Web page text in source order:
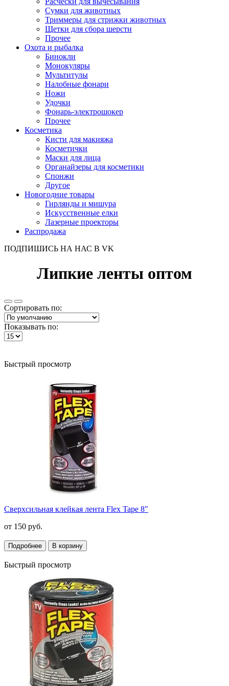
Сумки для животных
Триммеры для стрижки животных
Щетки для сбора шерсти
Прочее
Охота и рыбалка
Бинокли
Монокуляры
Мультитулы
Налобные фонари
Ножи
Удочки
Фонарь-электрошокер
Прочее
Косметика
Кисти для макияжа
Косметички
Маски для лица
Органайзеры для косметики
Спонжи
Другое
Новогодние товары
Гирлянды и мишура
Искусственные елки
Лазерные проекторы
Распродажа
ПОДПИШИСЬ НА НАС В VK
Липкие ленты оптом
Сортировать по:
Показывать по:
Быстрый просмотр
Сверхсильная клейкая лента Flex Tape 8"
от 150 руб.
Подробнее В корзину
Быстрый просмотр